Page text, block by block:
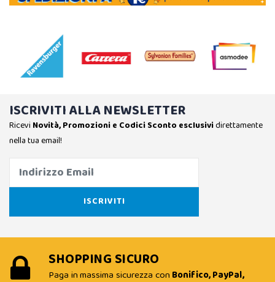
ISCRIVITI ALLA NEWSLETTER
Ricevi Novità, Promozioni e Codici Sconto esclusividirettamente
nella tua email!
SHOPPING SICURO
Paga in massima sicurezza con Bonifico, PayPal,